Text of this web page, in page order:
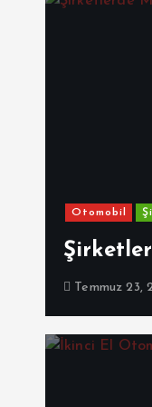
Otomobil
Temmuz 23,